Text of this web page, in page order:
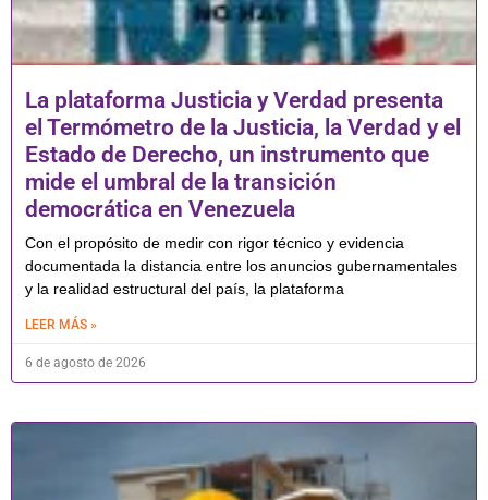
La plataforma Justicia y Verdad presenta
el Termómetro de la Justicia, la Verdad y el
Estado de Derecho, un instrumento que
mide el umbral de la transición
democrática en Venezuela
Con el propósito de medir con rigor técnico y evidencia
documentada la distancia entre los anuncios gubernamentales
y la realidad estructural del país, la plataforma
LEER MÁS »
6 de agosto de 2026